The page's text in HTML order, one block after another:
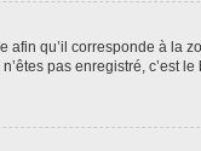
afin qu’il corresponde à la
pas enregistré, c’est